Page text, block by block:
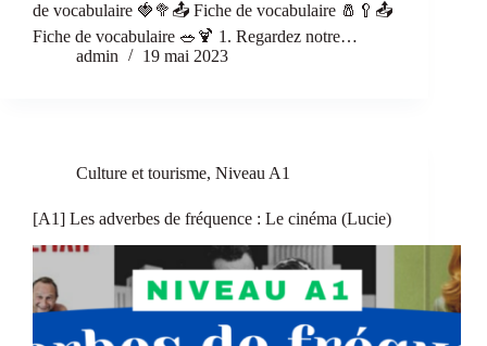
de vocabulaire 🍓🥦📤 Fiche de vocabulaire 🧂🥄📤
Fiche de vocabulaire 🥗🍹 1. Regardez notre…
admin
19 mai 2023
Culture et tourisme, Niveau A1
[A1] Les adverbes de fréquence : Le cinéma (Lucie)